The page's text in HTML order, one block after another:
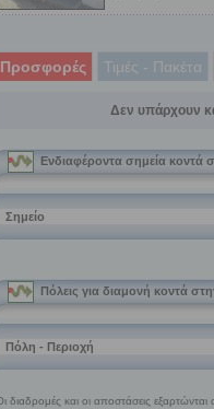
Προσφορές Τιμές - Πακέτα
Δεν υπάρχουν